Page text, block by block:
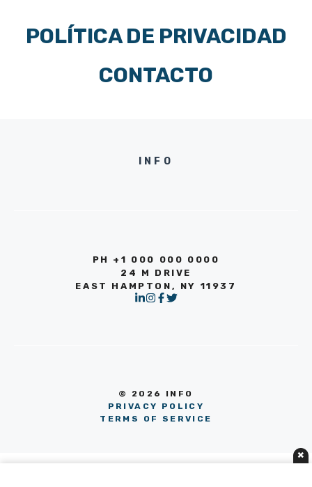
POLÍTICA DE PRIVACIDAD
CONTACTO
INFO
PH +1 000 000 0000
24 M DRIVE
EAST HAMPTON, NY 11937
© 2026 INFO
PRIVACY POLICY
TERMS OF SERVICE
×